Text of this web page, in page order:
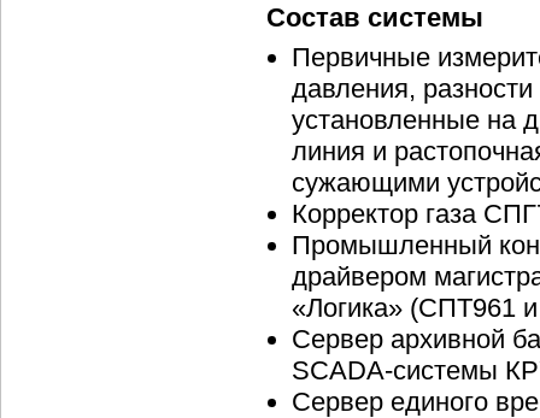
Состав системы
Первичные
давления,
установленные на
линия и
сужающими
Корректор газа
Промышленный
драйвером
«Логика» (СПТ961
Сервер архивной
SCADA-системы
Сервер единого